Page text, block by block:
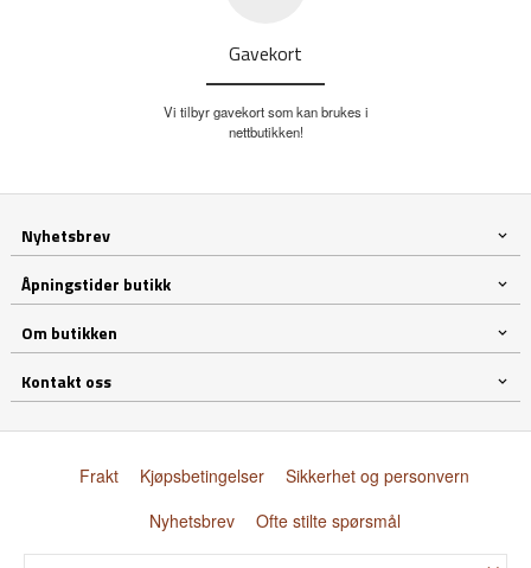
Gavekort
Vi tilbyr gavekort som kan brukes i
nettbutikken!
Nyhetsbrev
Åpningstider butikk
Om butikken
Kontakt oss
Frakt Kjøpsbetingelser
Sikkerhet og personvern
Nyhetsbrev
Ofte stilte spørsmål